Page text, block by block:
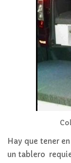
Hay que tener
un tablero